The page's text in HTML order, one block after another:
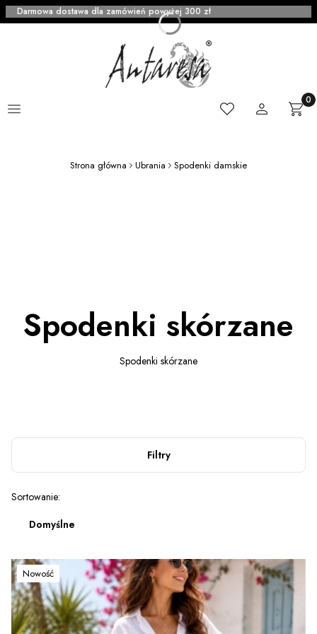
Darmowa dostawa dla zamówień powyżej 300 zł
Menu UlubioneZaloguj się
Strona główna Ubrania Spodenki damskie
Spodenki skórzane
Spodenki skórzane
Filtry
Lista produktów
Sortowanie:
Domyślne
Nowość